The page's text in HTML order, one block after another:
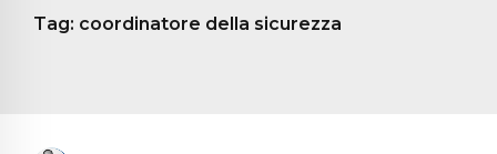
Tag: coordinatore della sicurezza